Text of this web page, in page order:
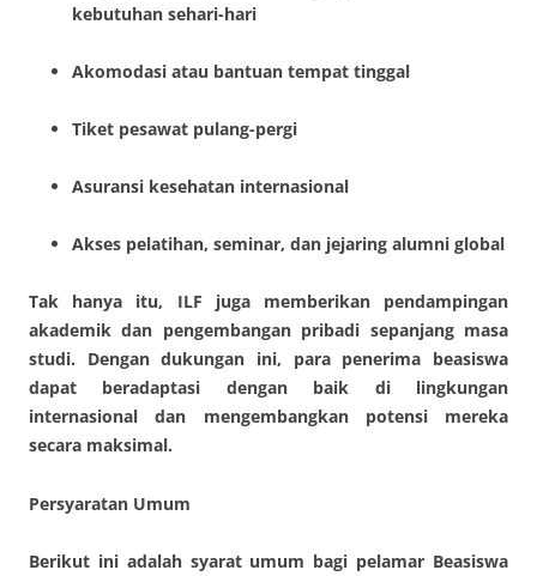
kebutuhan sehari-hari
Akomodasi atau bantuan tempat tinggal
Tiket pesawat pulang-pergi
Asuransi kesehatan internasional
Akses pelatihan, seminar, dan jejaring alumni global
Tak hanya itu, ILF juga memberikan pendampingan
akademik dan pengembangan pribadi sepanjang masa
studi. Dengan dukungan ini, para penerima beasiswa
dapat beradaptasi dengan baik di lingkungan
internasional dan mengembangkan potensi mereka
secara maksimal.
Persyaratan Umum
Berikut ini adalah syarat umum bagi pelamar Beasiswa